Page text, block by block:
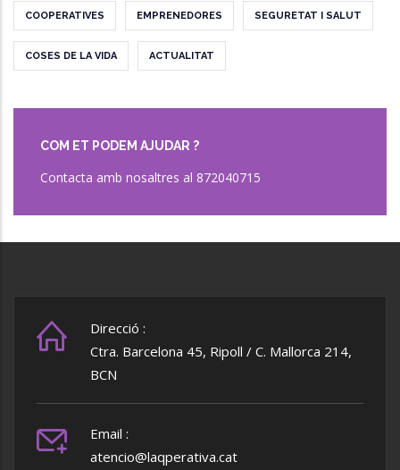
COOPERATIVES EMPRENEDORES SEGURETAT I SALUT
COSES DE LA VIDA ACTUALITAT
COM ET PODEM AJUDAR ?
Contacta amb nosaltres al 872040715
Direcció :
Ctra. Barcelona 45, Ripoll / C. Mallorca 214,
BCN
Email :
atencio@laqperativa.cat